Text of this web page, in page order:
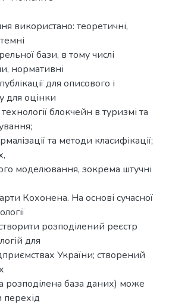
використано: теоретичні,
бази, в тому числі
нормативні
для описового і
для оцінки
блокчейн в туризмі та
та методи класифікації;
моделювання, зокрема штучні
Кохонена. На основі сучасної
розподілений реєстр
для
України; створений
розподілена база даних) може
перехід